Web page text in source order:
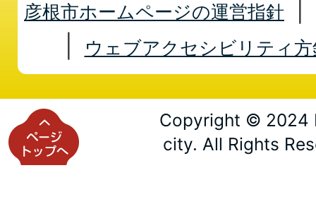
彦根市ホームページの運営指針
ウェブアクセシビリティ方
Copyright © 2024
city. All Rights